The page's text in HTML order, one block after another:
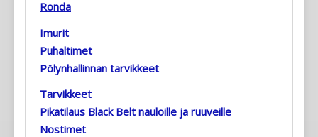
Ronda
Imurit
Puhaltimet
Pölynhallinnan tarvikkeet
Tarvikkeet
Pikatilaus Black Belt nauloille ja ruuveille
Nostimet